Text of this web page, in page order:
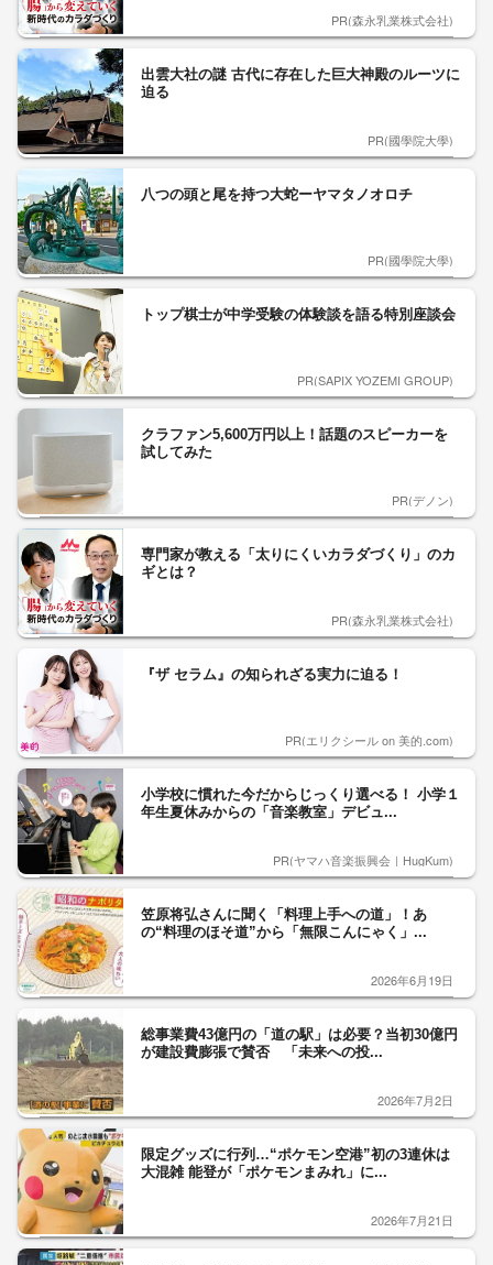
PR(森永乳業株式会社)
出雲大社の謎 古代に存在した巨大神殿のルーツに
迫る
PR(國學院大學)
八つの頭と尾を持つ大蛇ーヤマタノオロチ
PR(國學院大學)
トップ棋士が中学受験の体験談を語る特別座談会
PR(SAPIX YOZEMI GROUP)
クラファン5,600万円以上！話題のスピーカーを
試してみた
PR(デノン)
専門家が教える「太りにくいカラダづくり」のカ
ギとは？
PR(森永乳業株式会社)
『ザ セラム』の知られざる実力に迫る！
PR(エリクシール on 美的.com)
小学校に慣れた今だからじっくり選べる！ 小学１
年生夏休みからの「音楽教室」デビュ...
PR(ヤマハ音楽振興会｜HugKum)
笠原将弘さんに聞く「料理上手への道」！あ
の“料理のほそ道”から「無限こんにゃく」...
2026年6月19日
総事業費43億円の「道の駅」は必要？当初30億円
が建設費膨張で賛否 「未来への投...
2026年7月2日
限定グッズに行列…“ポケモン空港”初の3連休は
大混雑 能登が「ポケモンまみれ」に...
2026年7月21日